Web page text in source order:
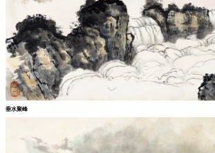
垂水聚峰